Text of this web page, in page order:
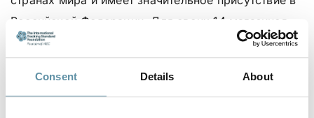
Consent Details About
Российской Федерации. Для своих 14 магазинов
IKEA, дистрибьюторского подразделения и трех
Group предоставила возможность
перехода